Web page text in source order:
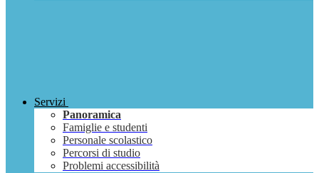
Servizi
Panoramica
Famiglie e studenti
Personale scolastico
Percorsi di studio
Problemi accessibilità